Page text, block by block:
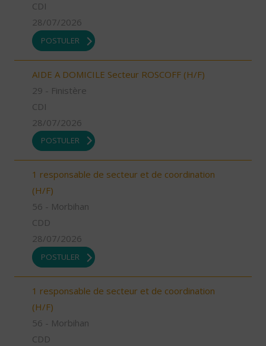
CDI
28/07/2026
POSTULER
AIDE A DOMICILE Secteur ROSCOFF (H/F)
29 - Finistère
CDI
28/07/2026
POSTULER
1 responsable de secteur et de coordination
(H/F)
56 - Morbihan
CDD
28/07/2026
POSTULER
1 responsable de secteur et de coordination
(H/F)
56 - Morbihan
CDD